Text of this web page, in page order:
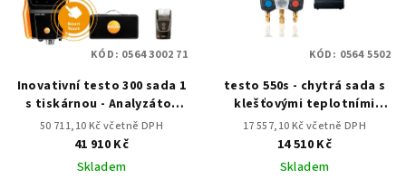
Inovativní testo 300 sada 1
s tiskárnou - Analyzátor
spalin (O2, CO až do 4,000
ppm)
50 711,10 Kč včetně DPH
41 910 Kč
Skladem
KÓD: 0564 3002 71
testo 550s - chytrá sada s
klešťovými teplotními
sondami
17 557,10 Kč včetně DPH
14 510 Kč
Skladem
KÓD: 0564 5502